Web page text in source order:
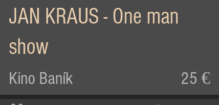
JAN KRAUS - One man
show
Kino Baník 25 €